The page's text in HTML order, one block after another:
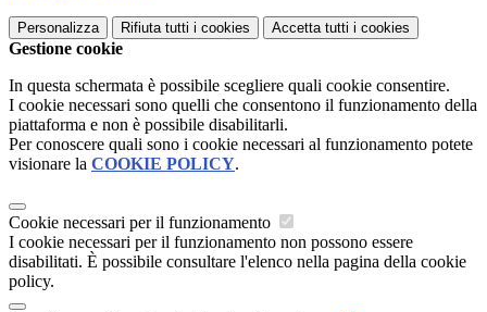
Personalizza Rifiuta tutti i cookies Accetta tutti i cookies
Gestione cookie
In questa schermata è possibile scegliere quali cookie consentire.
I cookie necessari sono quelli che consentono il funzionamento della
piattaforma e non è possibile disabilitarli.
Per conoscere quali sono i cookie necessari al funzionamento potete
visionare la COOKIE POLICY.
Cookie necessari per il funzionamento
I cookie necessari per il funzionamento non possono essere
disabilitati. È possibile consultare l'elenco nella pagina della cookie
policy.